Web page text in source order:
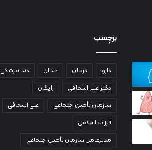
برچسب
دارو درمان دندان
دندانپزشکی
دکتر علی اسحاقی
رایگان
سازمان تأمین‌اجتماعی
علی اسحاقی
فرزانه اسلامی
مدیرعامل سازمان تأمین‌اجتماعی